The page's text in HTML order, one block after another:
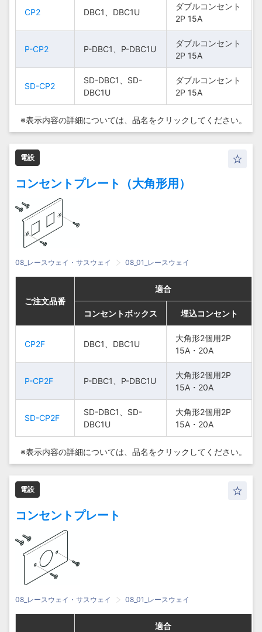
CP2 DBC1、DBC1U
ダブルコンセン
ト2P 15A
P-CP2 P-DBC1、P-DBC1U
ダブルコンセン
ト2P 15A
SD-CP2
SD-DBC1、SD-
DBC1U
ダブルコンセン
ト2P 15A
CP2 DBC1、DBC1U
ダブルコンセント
2P 15A
P-CP2 P-DBC1、P-DBC1U
ダブルコンセント
2P 15A
SD-CP2
SD-DBC1、SD-
DBC1U
ダブルコンセント
2P 15A
CP2 DBC1、DBC1U
ダブルコンセン
ト2P 15A
P-CP2 P-DBC1、P-DBC1U
ダブルコンセン
ト2P 15A
SD-CP2
SD-DBC1、SD-
DBC1U
ダブルコンセン
ト2P 15A
CP2 DBC1、DBC1U
ダブルコンセント
2P 15A
P-CP2 P-DBC1、P-DBC1U
ダブルコンセント
2P 15A
SD-CP2
SD-DBC1、SD-
DBC1U
ダブルコンセント
2P 15A
※表示内容の詳細については、 品名をクリックしてください。
電設
コンセントプレート（大角形用）
08_レースウェイ・サスウェイ 08_01_レースウェイ
ご注文品番
適合
コンセントボックス 埋込コンセント
CP2F DBC1、DBC1U
大角形2個用2P
15A・20A
P-CP2F P-DBC1、P-DBC1U
大角形2個用2P
15A・20A
SD-CP2F
SD-DBC1、SD-
DBC1U
大角形2個用2P
15A・20A
ご注文品番
適合
コンセントボックス 埋込コンセント
CP2F DBC1、DBC1U
大角形2個用2P
15A・20A
P-CP2F P-DBC1、P-DBC1U
大角形2個用2P
15A・20A
SD-CP2F
SD-DBC1、SD-
DBC1U
大角形2個用2P
15A・20A
ご注文品番
適合
コンセントボックス 埋込コンセント
CP2F DBC1、DBC1U
大角形2個用2P
15A・20A
P-CP2F P-DBC1、P-DBC1U
大角形2個用2P
15A・20A
SD-CP2F
SD-DBC1、SD-
DBC1U
大角形2個用2P
15A・20A
ご注文品番
適合
コンセントボックス 埋込コンセント
CP2F DBC1、DBC1U
大角形2個用2P
15A・20A
P-CP2F P-DBC1、P-DBC1U
大角形2個用2P
15A・20A
SD-CP2F
SD-DBC1、SD-
DBC1U
大角形2個用2P
15A・20A
※表示内容の詳細については、 品名をクリックしてください。
電設
コンセントプレート
08_レースウェイ・サスウェイ 08_01_レースウェイ
適合
適合
適合
適合